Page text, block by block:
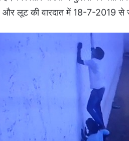
और लूट की वारदात में 18-7-2019 से